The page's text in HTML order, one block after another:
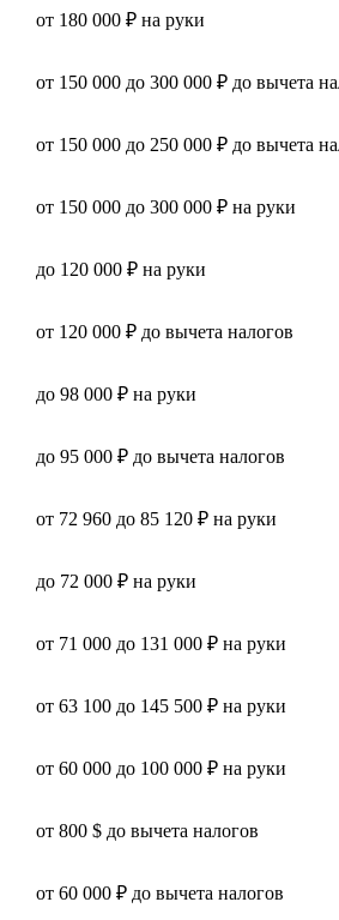
от 180 000 ₽ на руки
от 150 000 до 300 000 ₽ до вычета
от 150 000 до 250 000 ₽ до вычета
от 150 000 до 300 000 ₽ на руки
до 120 000 ₽ на руки
от 120 000 ₽ до вычета налогов
до 98 000 ₽ на руки
до 95 000 ₽ до вычета налогов
от 72 960 до 85 120 ₽ на руки
до 72 000 ₽ на руки
от 71 000 до 131 000 ₽ на руки
от 63 100 до 145 500 ₽ на руки
от 60 000 до 100 000 ₽ на руки
от 800 $ до вычета налогов
от 60 000 ₽ до вычета налогов